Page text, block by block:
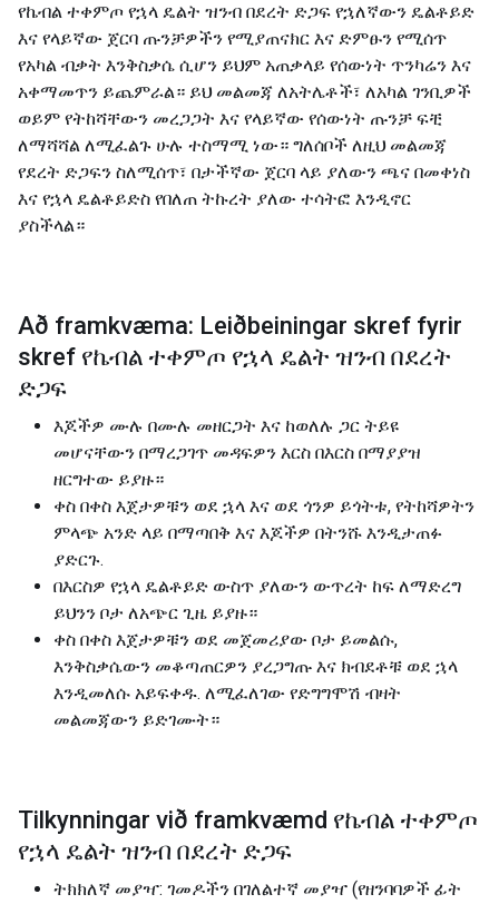
የኬብል ተቀምጦ የኋላ ዴልት ዝንብ በደረት ድጋፍ የኋለኛውን ዴልቶይድ
እና የላይኛው ጀርባ ጡንቻዎችን የሚያጠናክር እና ድምፁን የሚሰጥ
የአካል ብቃት እንቅስቃሴ ሲሆን ይህም አጠቃላይ የሰውነት ጥንካሬን እና
አቀማመጥን ይጨምራል። ይህ መልመጃ ለአትሌቶች፣ ለአካል ገንቢዎች
ወይም የትከሻቸውን መረጋጋት እና የላይኛው የሰውነት ጡንቻ ፍቺ
ለማሻሻል ለሚፈልጉ ሁሉ ተስማሚ ነው። ግለሰቦች ለዚህ መልመጃ
የደረት ድጋፍን ስለሚሰጥ፣ በታችኛው ጀርባ ላይ ያለውን ጫና በመቀነስ
እና የኋላ ዴልቶይድስ የበለጠ ትኩረት ያለው ተሳትፎ እንዲኖር
ያስችላል።
Að framkvæma: Leiðbeiningar skref fyrir
skref የኬብል ተቀምጦ የኋላ ዴልት ዝንብ በደረት
ድጋፍ
እጆችዎ ሙሉ በሙሉ መዘርጋት እና ከወለሉ ጋር ትይዩ
መሆናቸውን በማረጋገጥ መዳፍዎን እርስ በእርስ በማያያዝ
ዘርግተው ይያዙ።
ቀስ በቀስ እጀታዎቹን ወደ ኋላ እና ወደ ጎንዎ ይጎትቱ, የትከሻዎትን
ምላጭ አንድ ላይ በማጣበቅ እና እጆችዎ በትንሹ እንዲታጠፉ
ያድርጉ.
በእርስዎ የኋላ ዴልቶይድ ውስጥ ያለውን ውጥረት ከፍ ለማድረግ
ይህንን ቦታ ለአጭር ጊዜ ይያዙ።
ቀስ በቀስ እጀታዎቹን ወደ መጀመሪያው ቦታ ይመልሱ,
እንቅስቃሴውን መቆጣጠርዎን ያረጋግጡ እና ክብደቶቹ ወደ ኋላ
እንዲመለሱ አይፍቀዱ. ለሚፈለገው የድግግሞሽ ብዛት
መልመጃውን ይድገሙት።
Tilkynningar við framkvæmd የኬብል ተቀምጦ
የኋላ ዴልት ዝንብ በደረት ድጋፍ
ትክክለኛ መያዣ: ገመዶችን በገለልተኛ መያዣ (የዘንባባዎች ፊት